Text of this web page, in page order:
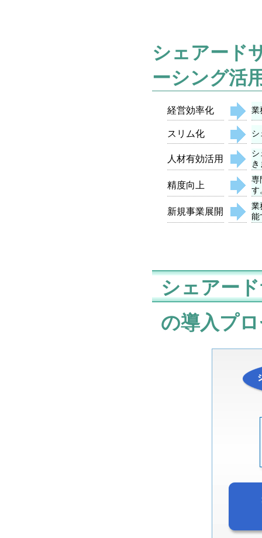
シェアード
ーシング活
経営効率化 業
スリム化 シ
人材有効活用
シ
き
精度向上
専
す
新規事業展開
業
能
シェアー
の導入プ